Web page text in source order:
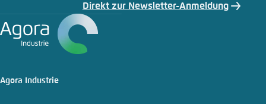
Direkt zur Newsletter-Anmeldung
Agora Industrie